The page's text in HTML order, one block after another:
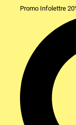
Promo Infolettre